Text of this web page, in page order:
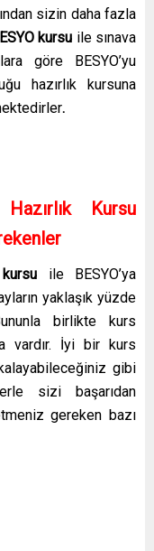
sizin daha fazla
kursu ile sınava
göre BESYO’yu
hazırlık kursuna
.
Kursu
ile BESYO’ya
yaklaşık yüzde
birlikte kurs
vardır. İyi bir kurs
gibi
sizi başarıdan
gereken bazı